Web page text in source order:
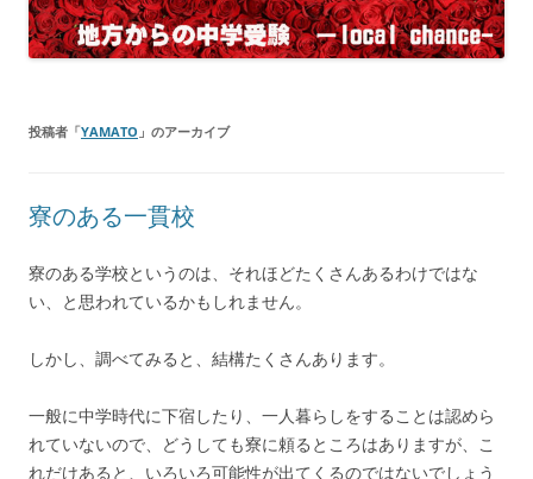
投稿者「YAMATO 」のアーカイブ
寮のある一貫校
寮のある学校というのは、それほどたくさんあるわけではな
い、と思われているかもしれません。
しかし、調べてみると、結構たくさんあります。
一般に中学時代に下宿したり、一人暮らしをすることは認めら
れていないので、どうしても寮に頼るところはありますが、こ
れだけあると、いろいろ可能性が出てくるのではないでしょう